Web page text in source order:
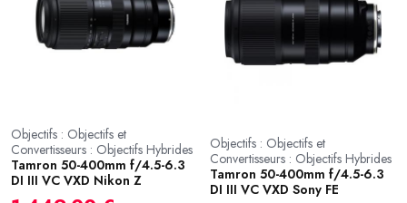
Objectifs : Objectifs et
Convertisseurs : Objectifs Hybrides
Tamron 50-400mm f/4.5-6.3
DI III VC VXD Nikon Z
Objectifs : Objectifs et
Convertisseurs : Objectifs Hybrides
Tamron 50-400mm f/4.5-6.3
DI III VC VXD Sony FE